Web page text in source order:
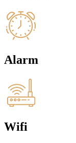
Alarm
Wifi